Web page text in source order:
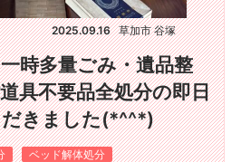
2025.09.16 草加市 谷塚
時多量ごみ・遺品整
具不要品全処分の即日
きました(*^^*)
ベッド解体処分